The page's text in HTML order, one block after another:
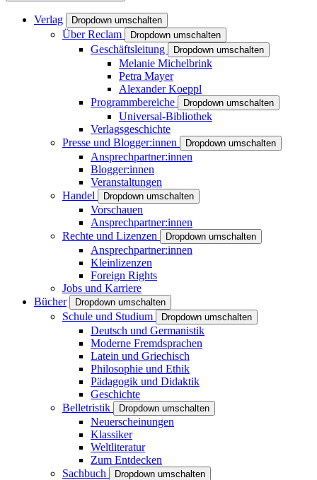
Verlag Dropdown umschalten
Über Reclam Dropdown umschalten
Geschäftsleitung Dropdown umschalten
Melanie Michelbrink
Petra Mayer
Alexander Koeppl
Programmbereiche
Dropdown umschalten
Universal-Bibliothek
Verlagsgeschichte
Presse und Blogger:innen
Dropdown umschalten
Ansprechpartner:innen
Blogger:innen
Veranstaltungen
Handel
Dropdown umschalten
Vorschauen
Ansprechpartner:innen
Rechte und Lizenzen
Dropdown umschalten
Ansprechpartner:innen
Kleinlizenzen
Foreign Rights
Jobs und Karriere
Bücher
Dropdown umschalten
Schule und Studium Dropdown umschalten
Deutsch und Germanistik
Moderne Fremdsprachen
Latein und Griechisch
Philosophie und Ethik
Pädagogik und Didaktik
Geschichte
Belletristik
Dropdown umschalten
Neuerscheinungen
Klassiker
Weltliteratur
Zum Entdecken
Sachbuch
Dropdown umschalten